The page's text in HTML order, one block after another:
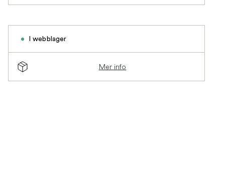
I webblager
Mer info